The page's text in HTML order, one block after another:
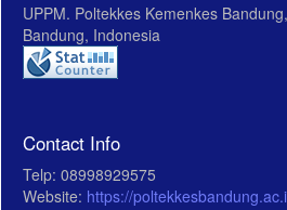
UPPM. Poltekkes Kemenkes
Bandung, Indonesia
Contact Info
Telp: 08998929575
Website: https://